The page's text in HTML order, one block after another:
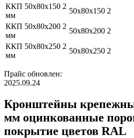
ККП 50х80х150 2
мм
50х80х150 2
ККП 50х80х200 2
мм
50х80х200 2
ККП 50х80х250 2
мм
50х80х250 2
Прайс обновлен:
2025.09.24
Кронштейны
мм оцинкованные
покрытие цветов RAL